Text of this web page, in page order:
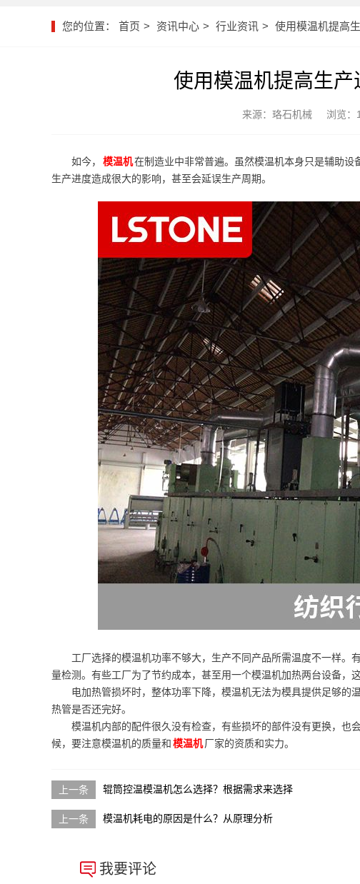
您的位置： 首页 资讯中心 行业资讯 使用模温机提高
使用模温机提高生
来源：珞石机械 浏览：
如今， 模温机在制造业中非常普遍。虽然模温机本身只是辅助
生产进度造成很大的影响，甚至会延误生产周期。
工厂选择的模温机功率不够大，生产不同产品所需温度不一样
量检测。有些工厂为了节约成本，甚至用一个模温机加热两台设备，
电加热管损坏时，整体功率下降，模温机无法为模具提供足够
热管是否还完好。
模温机内部的配件很久没有检查，有些损坏的部件没有更换，也
候，要注意模温机的质量和模温机厂家的资质和实力。
辊筒控温模温机怎么选择？根据需求来选择
模温机耗电的原因是什么？从原理分析
我要评论